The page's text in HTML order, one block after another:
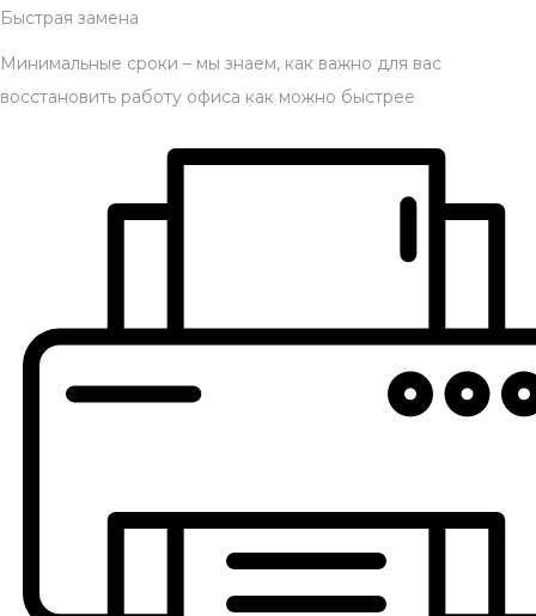
Быстрая замена
Минимальные сроки – мы знаем, как важно для вас
восстановить работу офиса как можно быстрее